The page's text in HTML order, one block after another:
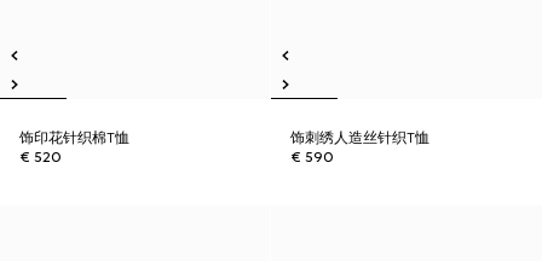
饰印花针织棉T恤
€ 520
饰刺绣人造丝针织T恤
€ 590